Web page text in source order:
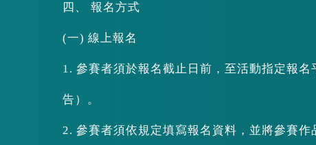
四、 報名方式
(一) 線上報名
1. 參賽者須於報名截止日前，至活動指定報
告）。
2. 參賽者須依規定填寫報名資料，並將參賽